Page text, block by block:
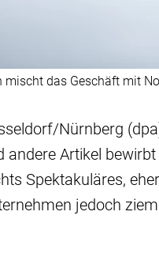
mischt das Geschäft mit
Nürnberg
andere Artikel
Spektakuläres,
jedoch